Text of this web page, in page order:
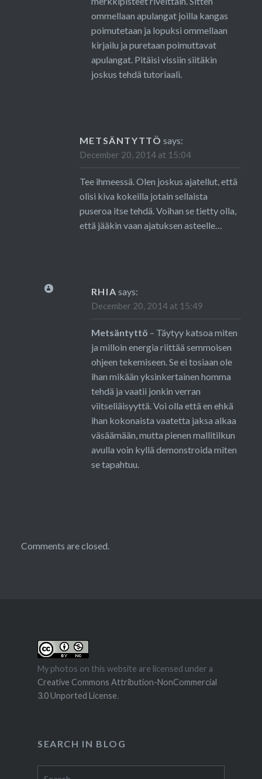
ommellaan apulangat joilla kangas
poimutetaan ja lopuksi ommellaan
kirjailu ja puretaan poimuttavat
apulangat. Pitäisi vissiin siitäkin
joskus tehdä tutoriaali.
METSÄNTYTTÖ says:
December 20, 2014 at 15:04
Tee ihmeessä. Olen joskus ajatellut, että
olisi kiva kokeilla jotain sellaista
puseroa itse tehdä. Voihan se tietty olla,
että jääkin vaan ajatuksen asteelle…
RHIA says:
December 20, 2014 at 15:49
Metsäntyttö – Täytyy katsoa miten
ja milloin energia riittää semmoisen
ohjeen tekemiseen. Se ei tosiaan ole
ihan mikään yksinkertainen homma
tehdä ja vaatii jonkin verran
viitseliäisyyttä. Voi olla että en ehkä
ihan kokonaista vaatetta jaksa alkaa
väsäämään, mutta pienen mallitilkun
avulla voin kyllä demonstroida miten
se tapahtuu.
Comments are closed.
My photos on this website are licensed under a
Creative Commons Attribution-NonCommercial
3.0 Unported License.
SEARCH IN BLOG